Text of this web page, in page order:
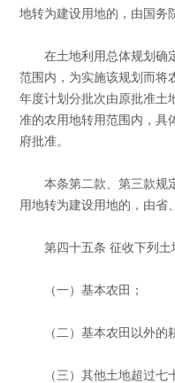
地转为建设用地的，由国务
在土地利用总体规划确
范围内，为实施该规划而将
年度计划分批次由原批准土
准的农用地转用范围内，具
府批准。
本条第二款、第三款规
用地转为建设用地的，由省
第四十五条 征收下列土
（一）基本农田；
（二）基本农田以外的耕
（三）其他土地超过七十